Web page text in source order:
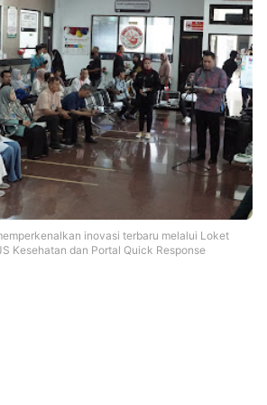
inovasi terbaru melalui Loket
Kesehatan dan Portal Quick Response